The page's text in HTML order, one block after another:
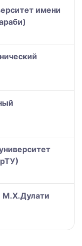
имени
М.Х.Дулати